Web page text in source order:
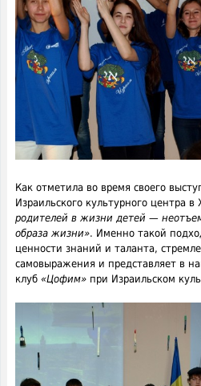
Как отметила во время своего
Израильского культурного центра в
родителей в жизни детей —
образа жизни». Именно такой
ценности знаний и таланта,
самовыражения и представляет в
клуб «Цофим»при Израильском